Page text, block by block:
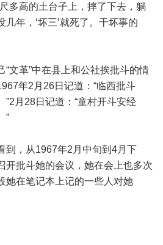
尺多高的土台子上，摔了下去，躺
年，‘坏三’就死了。干坏事的
“文革”中在县上和公社挨批斗的情
年2月26日记道：“临西批斗
月28日记道：“童村开斗安经
”
到，从1967年2月中旬到4月下
开批斗她的会议，她在会上也多次
她在笔记本上记的一些人对她